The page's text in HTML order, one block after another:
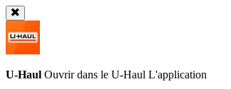
U-Haul Ouvrir dans le U-Haul L'application